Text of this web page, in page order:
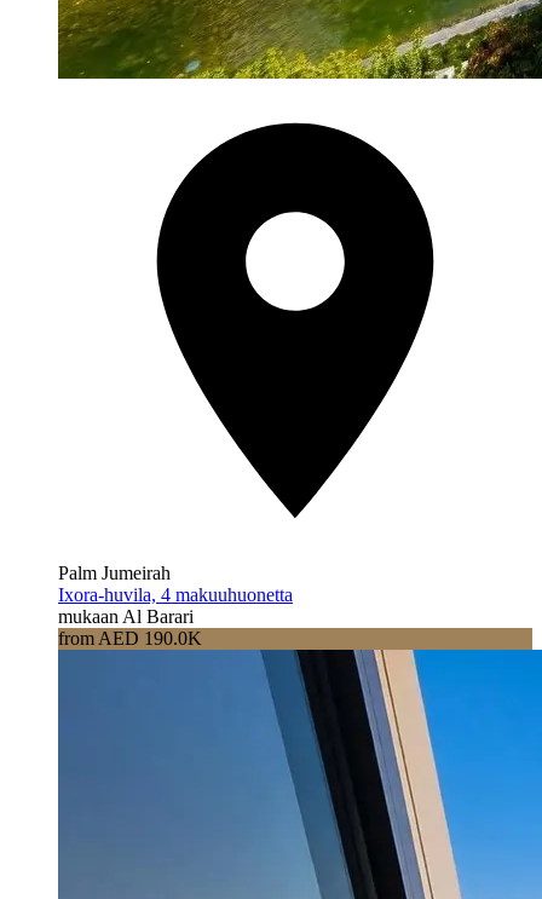
Palm Jumeirah
Ixora-huvila, 4 makuuhuonetta
mukaan Al Barari
from AED 190.0K